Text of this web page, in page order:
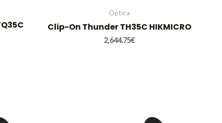
Óptica
Clip-On Thunder TH35C HIKMICRO
2,644.75€